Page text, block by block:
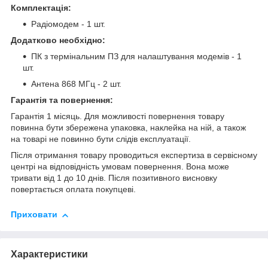
Комплектація:
Радіомодем - 1 шт.
Додатково необхідно:
ПК з термінальним ПЗ для налаштування модемів - 1
шт.
Антена 868 МГц - 2 шт.
Гарантія та повернення:
Гарантія 1 місяць. Для можливості повернення товару
повинна бути збережена упаковка, наклейка на ній, а також
на товарі не повинно бути слідів експлуатації.
Після отримання товару проводиться експертиза в сервісному
центрі на відповідність умовам повернення. Вона може
тривати від 1 до 10 днів. Після позитивного висновку
повертається оплата покупцеві.
Приховати
Характеристики